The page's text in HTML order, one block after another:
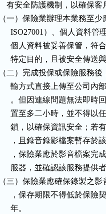
有安全防護機制，以確保
（一）保險業辦理本業務至
ISO27001）、個人資料
個人資料被妥善保管，
特定目的，且被安全傳送
（二）完成投保或保險服務
輸方式直接上傳至公司
。但因連線問題無法即
置至多二小時，並不得
鎖，以確保資訊安全；
，且錄音錄影檔案暫存
，保險業應於影音檔案
服器，並確認該服務提供
（三）保險業應確保錄製之
，保存期限不得低於保
年。